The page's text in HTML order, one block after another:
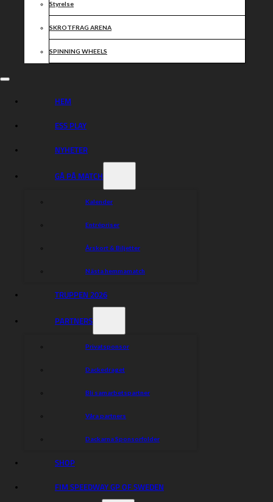
Styrelse
SKROTFRAG ARENA
SPINNING WHEELS
HEM
ESS PLAY
NYHETER
GÅ PÅ MATCH
Kalender
Entrépriser
Årskort & Biljetter
Nästa hemmamatch
TRUPPEN 2026
PARTNERS
Privatsponsor
Dackedraget
Bli samarbetspartner
Våra partners
Dackarna Sponsorfolder
SHOP
FIM SPEEDWAY GP OF SWEDEN
Dackarna Målilla
Gå på match